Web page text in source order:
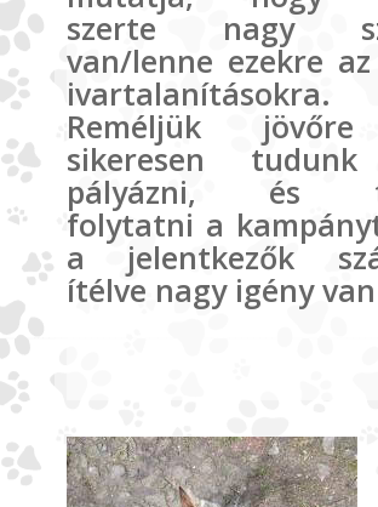
szerte nagy
van/lenne ezekre
ivartalanításokra.
Reméljük
sikeresen
pályázni, és
folytatni a
a jelentkezők
ítélve nagy igény